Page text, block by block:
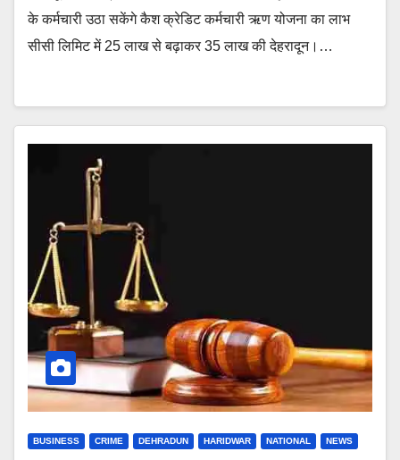
के कर्मचारी उठा सकेंगे कैश क्रेडिट कर्मचारी ऋण योजना का लाभ
सीसी लिमिट में 25 लाख से बढ़ाकर 35 लाख की देहरादून।…
BUSINESS CRIME DEHRADUN HARIDWAR NATIONAL NEWS